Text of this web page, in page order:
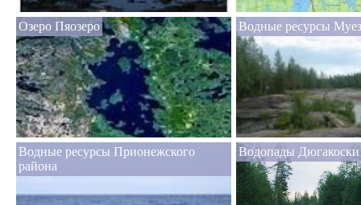
Озеро Пяозеро Водные ресурсы
Водные ресурсы Прионежского
района
Водопады Дюгакоски